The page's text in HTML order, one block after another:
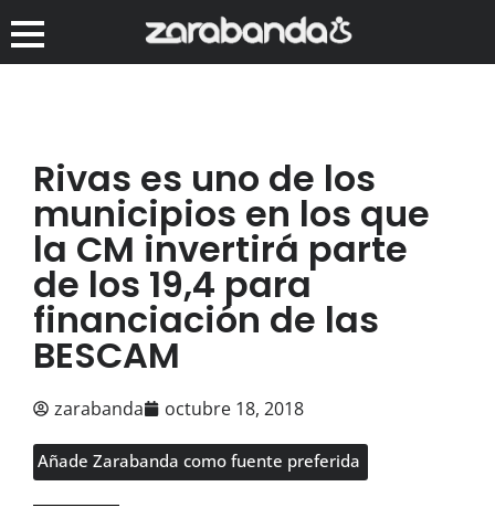
Rivas es uno de los
municipios en los que
la CM invertirá parte
de los 19,4 para
financiación de las
BESCAM
zarabanda octubre 18, 2018
Añade Zarabanda como fuente preferida